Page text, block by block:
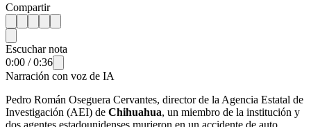
Compartir
Escuchar nota
0:00 /0:36
Narración con voz de IA
Pedro Román Oseguera Cervantes, director de la Agencia Estatal de
Investigación (AEI) de Chihuahua, un miembro de la institución y
dos agentes estadounidenses murieron en un accidente de auto.